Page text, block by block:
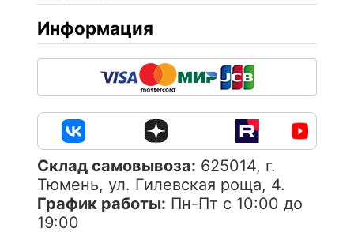
Информация
Cклад самовывоза: 625014, г.
Тюмень, ул. Гилевская роща, 4.
График работы: Пн-Пт с 10:00 до
19:00